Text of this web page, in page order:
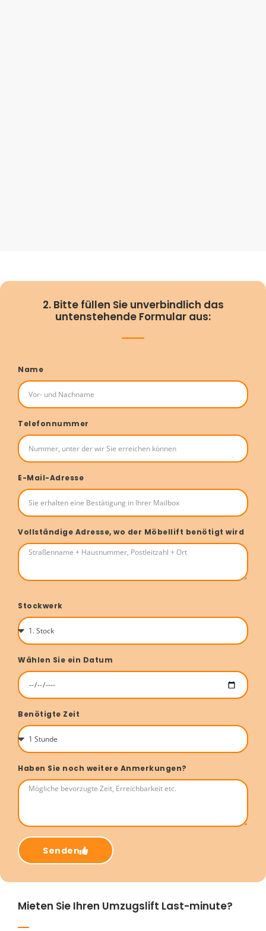
2. Bitte füllen Sie unverbindlich das
untenstehende Formular aus:
Name
Telefonnummer
E-Mail-Adresse
Vollständige Adresse, wo der Möbellift benötigt wird
Stockwerk
Wählen Sie ein Datum
Benötigte Zeit
Haben Sie noch weitere Anmerkungen?
Senden
Mieten Sie Ihren Umzugslift Last-minute?